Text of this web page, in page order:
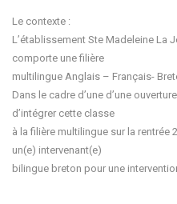
Le contexte :
L’établissement Ste Madeleine La
comporte une filière
multilingue Anglais – Français-
Dans le cadre d’une d’une
d’intégrer cette classe
à la filière multilingue sur la rentrée
un(e) intervenant(e)
bilingue breton pour une